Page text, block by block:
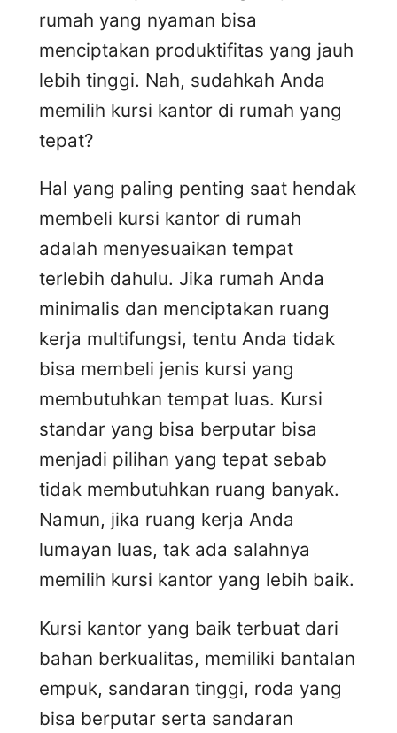
rumah yang nyaman bisa
menciptakan produktifitas yang jauh
lebih tinggi. Nah, sudahkah Anda
memilih kursi kantor di rumah yang
tepat?
Hal yang paling penting saat hendak
membeli kursi kantor di rumah
adalah menyesuaikan tempat
terlebih dahulu. Jika rumah Anda
minimalis dan menciptakan ruang
kerja multifungsi, tentu Anda tidak
bisa membeli jenis kursi yang
membutuhkan tempat luas. Kursi
standar yang bisa berputar bisa
menjadi pilihan yang tepat sebab
tidak membutuhkan ruang banyak.
Namun, jika ruang kerja Anda
lumayan luas, tak ada salahnya
memilih kursi kantor yang lebih baik.
Kursi kantor yang baik terbuat dari
bahan berkualitas, memiliki bantalan
empuk, sandaran tinggi, roda yang
bisa berputar serta sandaran